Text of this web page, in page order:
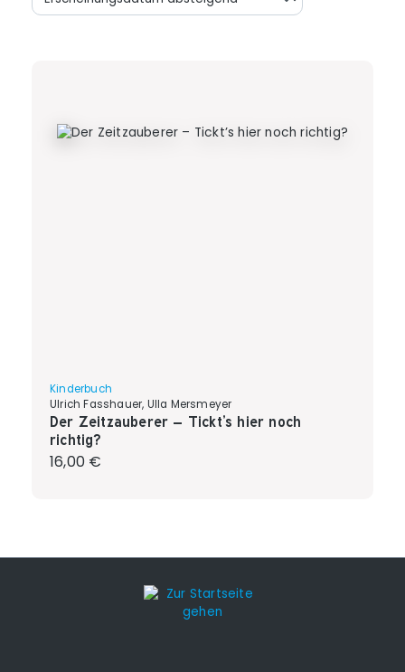
Kinderbuch
Ulrich Fasshauer, Ulla Mersmeyer
Der Zeitzauberer – Tickt’s hier noch
richtig?
Regulärer Preis:
16,00 €